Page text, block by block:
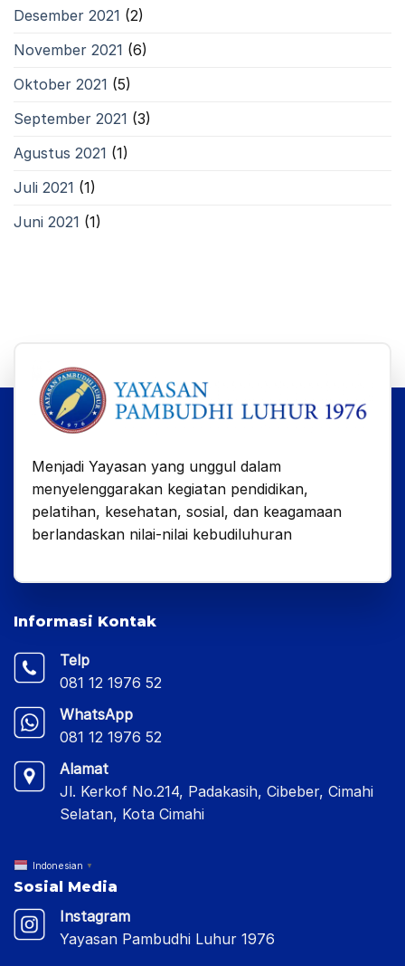
Desember 2021 (2)
November 2021 (6)
Oktober 2021 (5)
September 2021 (3)
Agustus 2021 (1)
Juli 2021 (1)
Juni 2021 (1)
Menjadi Yayasan yang unggul dalam
menyelenggarakan kegiatan pendidikan,
pelatihan, kesehatan, sosial, dan keagamaan
berlandaskan nilai-nilai kebudiluhuran
Informasi Kontak
Telp
081 12 1976 52
WhatsApp
081 12 1976 52
Alamat
Jl. Kerkof No.214, Padakasih, Cibeber, Cimahi
Selatan, Kota Cimahi
Indonesian ▼
Sosial Media
Instagram
Yayasan Pambudhi Luhur 1976